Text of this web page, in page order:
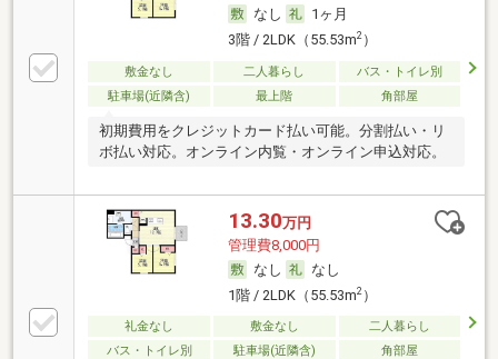
なし
1ヶ月
3階 / 2LDK（55.53m2）
敷金なし 二人暮らし
バス・トイレ別
駐車場(近隣含)
最上階 角部屋
初期費用をクレジットカード払い可能。分割払い・リ
ボ払い対応。オンライン内覧・オンライン申込対応。
13.30万円
管理費8,000円
なし
なし
1階 / 2LDK（55.53m2）
礼金なし 敷金なし
二人暮らし
バス・トイレ別
駐車場(近隣含) 角部屋